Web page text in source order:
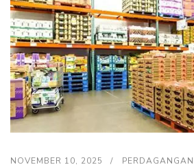
NOVEMBER 10, 2025 PERDAGANGAN